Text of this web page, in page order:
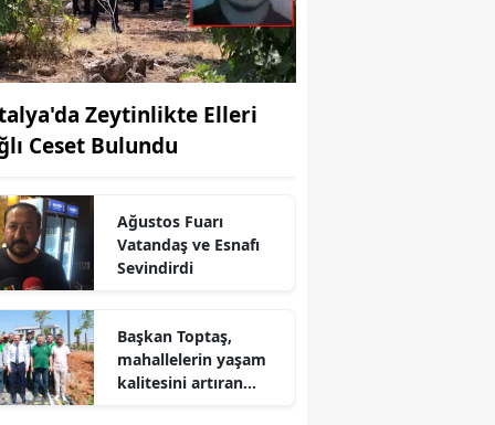
Zeytinlikte Elleri
Ceset Bulundu
Ağustos Fuarı
Vatandaş ve Esnafı
Sevindirdi
Başkan Toptaş,
mahallelerin yaşam
kalitesini artıran